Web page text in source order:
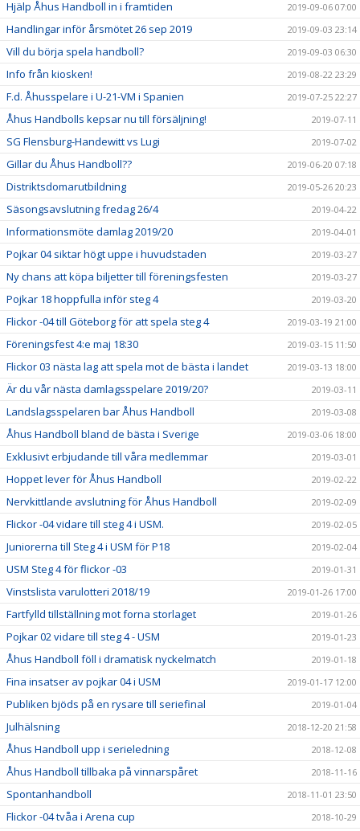
Hjälp Åhus Handboll in i framtiden 2019-09-06 07:00
Handlingar inför årsmötet 26 sep 2019 2019-09-03 23:14
Vill du börja spela handboll? 2019-09-03 06:30
Info från kiosken! 2019-08-22 23:29
F.d. Åhusspelare i U-21-VM i Spanien 2019-07-25 22:27
Åhus Handbolls kepsar nu till försäljning! 2019-07-11
SG Flensburg-Handewitt vs Lugi 2019-07-02
Gillar du Åhus Handboll?? 2019-06-20 07:18
Distriktsdomarutbildning 2019-05-26 20:23
Säsongsavslutning fredag 26/4 2019-04-22
Informationsmöte damlag 2019/20 2019-04-01
Pojkar 04 siktar högt uppe i huvudstaden 2019-03-27
Ny chans att köpa biljetter till föreningsfesten 2019-03-27
Pojkar 18 hoppfulla inför steg 4 2019-03-20
Flickor -04 till Göteborg för att spela steg 4 2019-03-19 21:00
Föreningsfest 4:e maj 18:30 2019-03-15 11:50
Flickor 03 nästa lag att spela mot de bästa i landet 2019-03-13 18:00
Är du vår nästa damlagsspelare 2019/20? 2019-03-11
Landslagsspelaren bar Åhus Handboll 2019-03-08
Åhus Handboll bland de bästa i Sverige 2019-03-06 18:00
Exklusivt erbjudande till våra medlemmar 2019-03-01
Hoppet lever för Åhus Handboll 2019-02-22
Nervkittlande avslutning för Åhus Handboll 2019-02-09
Flickor -04 vidare till steg 4 i USM. 2019-02-05
Juniorerna till Steg 4 i USM för P18 2019-02-04
USM Steg 4 för flickor -03 2019-01-31
Vinstslista varulotteri 2018/19 2019-01-26 17:00
Fartfylld tillställning mot forna storlaget 2019-01-26
Pojkar 02 vidare till steg 4 - USM 2019-01-23
Åhus Handboll föll i dramatisk nyckelmatch 2019-01-18
Fina insatser av pojkar 04 i USM 2019-01-17 12:00
Publiken bjöds på en rysare till seriefinal 2019-01-04
Julhälsning 2018-12-20 21:58
Åhus Handboll upp i serieledning 2018-12-08
Åhus Handboll tillbaka på vinnarspåret 2018-11-16
Spontanhandboll 2018-11-01 23:50
Flickor -04 tvåa i Arena cup 2018-10-29